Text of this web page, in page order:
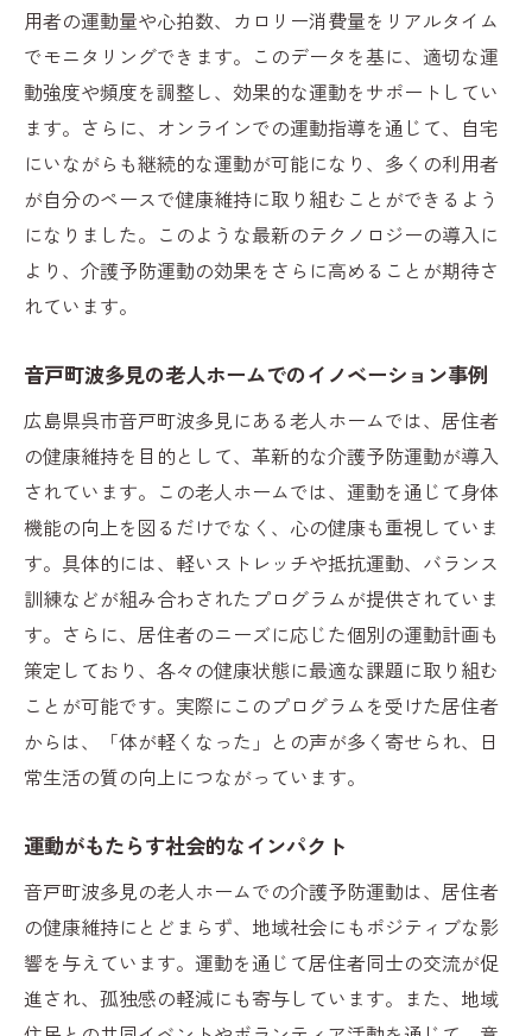
用者の運動量や心拍数、カロリー消費量をリアルタイム
でモニタリングできます。このデータを基に、適切な運
動強度や頻度を調整し、効果的な運動をサポートしてい
ます。さらに、オンラインでの運動指導を通じて、自宅
にいながらも継続的な運動が可能になり、多くの利用者
が自分のペースで健康維持に取り組むことができるよう
になりました。このような最新のテクノロジーの導入に
より、介護予防運動の効果をさらに高めることが期待さ
れています。
音戸町波多見の老人ホームでのイノベーション事例
広島県呉市音戸町波多見にある老人ホームでは、居住者
の健康維持を目的として、革新的な介護予防運動が導入
されています。この老人ホームでは、運動を通じて身体
機能の向上を図るだけでなく、心の健康も重視していま
す。具体的には、軽いストレッチや抵抗運動、バランス
訓練などが組み合わされたプログラムが提供されていま
す。さらに、居住者のニーズに応じた個別の運動計画も
策定しており、各々の健康状態に最適な課題に取り組む
ことが可能です。実際にこのプログラムを受けた居住者
からは、「体が軽くなった」との声が多く寄せられ、日
常生活の質の向上につながっています。
運動がもたらす社会的なインパクト
音戸町波多見の老人ホームでの介護予防運動は、居住者
の健康維持にとどまらず、地域社会にもポジティブな影
響を与えています。運動を通じて居住者同士の交流が促
進され、孤独感の軽減にも寄与しています。また、地域